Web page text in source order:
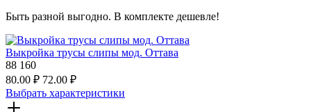
Быть разной выгодно. В комплекте дешевле!
Выкройка трусы слипы мод. Оттава
88 160
80.00 ₽ 72.00 ₽
Выбрать характеристики